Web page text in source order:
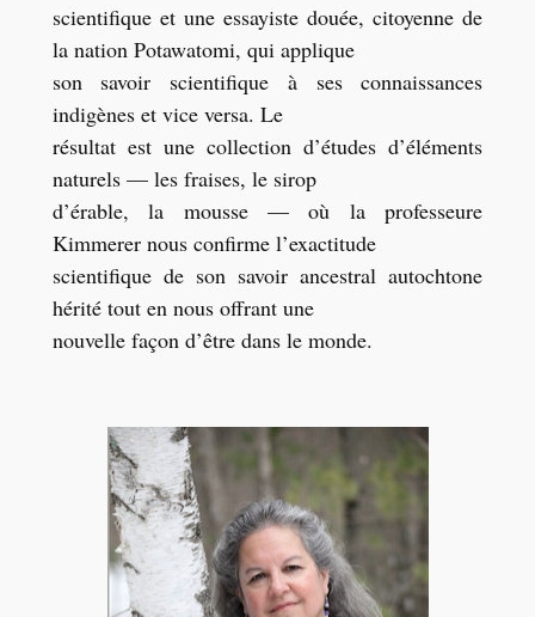
scientifique et une essayiste douée, citoyenne de
la nation Potawatomi, qui applique
son savoir scientifique à ses connaissances
indigènes et vice versa. Le
résultat est une collection d’études d’éléments
naturels — les fraises, le sirop
d’érable, la mousse — où la professeure
Kimmerer nous confirme l’exactitude
scientifique de son savoir ancestral autochtone
hérité tout en nous offrant une
nouvelle façon d’être dans le monde.